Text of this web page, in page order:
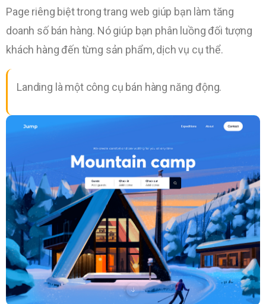
Page riêng biệt trong trang web giúp bạn làm tăng
doanh số bán hàng. Nó giúp bạn phân luồng đối tượng
khách hàng đến từng sản phẩm, dịch vụ cụ thể.
Landing là một công cụ bán hàng năng động.